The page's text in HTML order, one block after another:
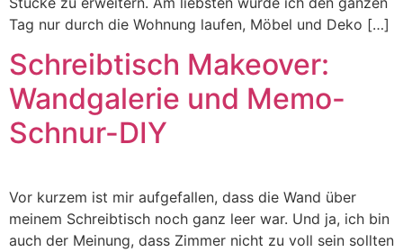
Tag nur durch die Wohnung laufen, Möbel und Deko […]
Schreibtisch Makeover:
Wandgalerie und Memo-
Schnur-DIY
Vor kurzem ist mir aufgefallen, dass die Wand über
meinem Schreibtisch noch ganz leer war. Und ja, ich bin
auch der Meinung, dass Zimmer nicht zu voll sein sollten